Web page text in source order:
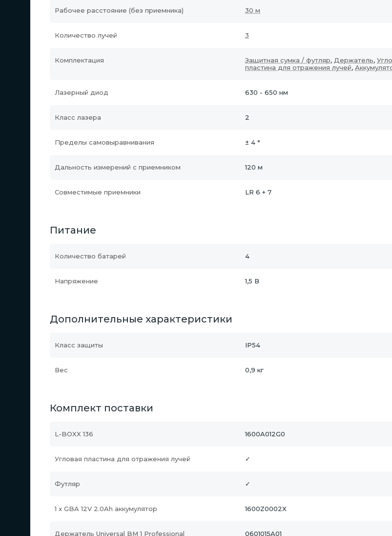
Рабочее расстояние (без приемника) 30 м
Количество лучей 3
Комплектация Защитная сумка / футляр, Держатель,
пластина для отражения лучей,
Лазерный диод 630 - 650 нм
Класс лазера 2
Пределы самовыравнивания ± 4 °
Дальность измерений с приемником 120 м
Совместимые приемники LR 6 + 7
Питание
Количество батарей 4
Напряжение 1,5 В
Дополнительные характеристики
Класс защиты IP54
Вес 0,9 кг
Комплект поставки
L-BOXX 136 1600A012G0
Угловая пластина для отражения лучей ✓
Футляр ✓
1 x GBA 12V 2.0Ah aккумулятор 1600Z0002X
Держатель Universal BM 1 Professional 0601015A01